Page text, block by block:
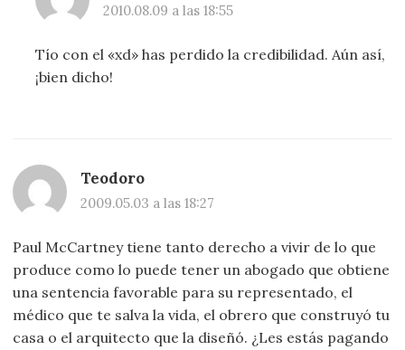
2010.08.09 a las 18:55
Tío con el «xd» has perdido la credibilidad. Aún así,
¡bien dicho!
Teodoro
2009.05.03 a las 18:27
Paul McCartney tiene tanto derecho a vivir de lo que
produce como lo puede tener un abogado que obtiene
una sentencia favorable para su representado, el
médico que te salva la vida, el obrero que construyó tu
casa o el arquitecto que la diseñó. ¿Les estás pagando